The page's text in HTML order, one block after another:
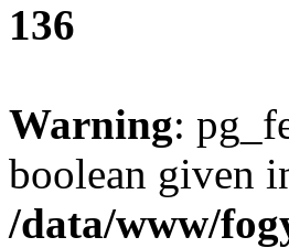
136
Warning:
boolean given
/data/www/